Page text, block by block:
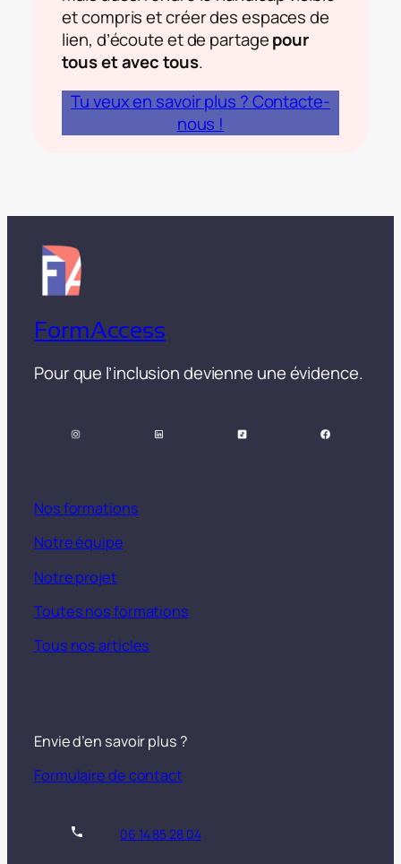
et compris et créer des espaces de
lien, d’écoute et de partagepour
tous et avec tous.
Tu veux en savoir plus ? Contacte-
nous !
FormAccess
Pour que l’inclusion devienne une évidence.
Nos formations
Notre équipe
Notre projet
Toutes nos formations
Tous nos articles
Envie d’en savoir plus ?
Formulaire de contact
06 14 85 28 04